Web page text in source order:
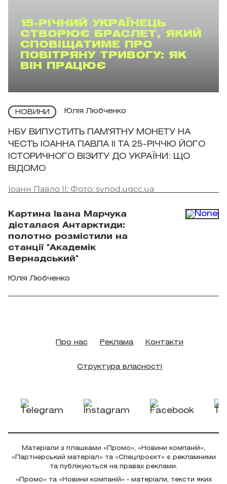
15-РІЧНИЙ УКРАЇНЕЦЬ
СТВОРЮЄ БРАСЛЕТ, ЯКИЙ
СПОВІЩАТИМЕ ПРО
ПОВІТРЯНУ ТРИВОГУ: ЯК
ВІН ПРАЦЮЄ
НОВИНИ Юлія Любченко
НБУ ВИПУСТИТЬ ПАМ'ЯТНУ МОНЕТУ НА
ЧЕСТЬ ІОАННА ПАВЛА II ТА 25-РІЧЧЮ ЙОГО
ІСТОРИЧНОГО ВІЗИТУ ДО УКРАЇНИ: ЩО
ВІДОМО
Іоанн Павло II: Фото: synod.ugcc.ua
Картина Івана Марчука
дісталася Антарктиди:
полотно розмістили на
станції "Академік
Вернадський"
Юлія Любченко
Про нас Реклама Контакти
Структура власності
Матеріали з плашками «Промо», «Новини компаній»,
«Партнерський матеріал» та «Спецпроєкт» є рекламними
та публікуються на правах реклами.
«Промо» та «Новини компаній» - матеріали, тексти яких